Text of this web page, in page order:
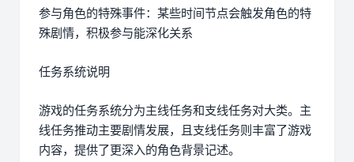
参与角色的特殊事件：某些时间节点会触发角色的特
殊剧情，积极参与能深化关系
任务系统说明
游戏的任务系统分为主线任务和支线任务对大类。主
线任务推动主要剧情发展，且支线任务则丰富了游戏
内容，提供了更深入的角色背景记述。